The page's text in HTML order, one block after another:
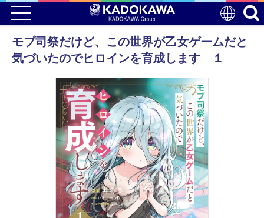
モブ司祭だけど、この世界が乙女ゲームだと
気づいたのでヒロインを育成します １